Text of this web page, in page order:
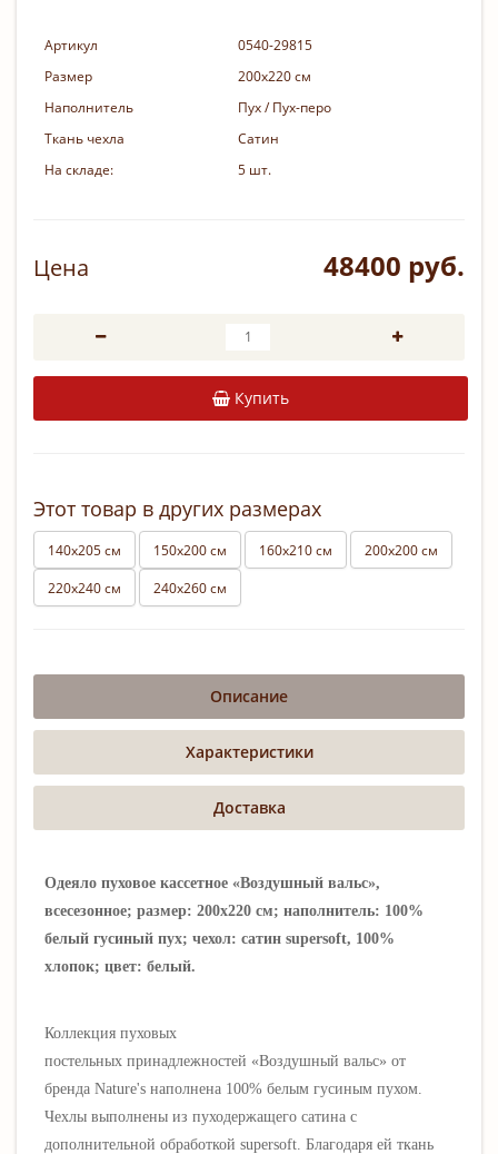
Артикул
0540-29815
Размер
200х220 см
Наполнитель
Пух / Пух-перо
Ткань чехла
Сатин
На складе:
5 шт.
Цена 48400 руб.
Купить
Этот товар в других размерах
140х205 см 150х200 см 160х210 см
200х200 см
220х240 см
240х260 см
Описание
Характеристики
Доставка
Одеяло пуховое кассетное «Воздушный вальс»,
всесезонное; размер: 200х220 см; наполнитель: 100%
белый гусиный пух; чехол: сатин supersoft, 100%
хлопок; цвет: белый.
Коллекция пуховых
постельных принадлежностей «Воздушный вальс» от
бренда Nature's наполнена 100% белым гусиным пухом.
Чехлы выполнены из пуходержащего сатина с
дополнительной обработкой supersoft. Благодаря ей ткань